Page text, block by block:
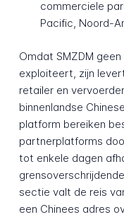
commerciele
Pacific, Noord-
Omdat SMZDM
exploiteert, zijn
retailer en
binnenlandse
platform bereiken
partnerplatforms
tot enkele dagen
sectie valt de reis
een Chinees adres